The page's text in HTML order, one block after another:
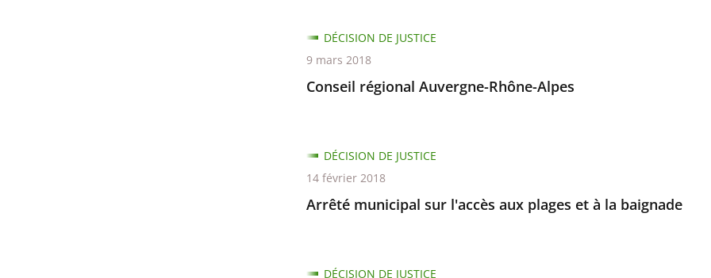
Conseil régional Auvergne-Rhône-Alpes
DÉCISION DE JUSTICE
9 mars 2018
Arrêté municipal sur l'accès aux plages et à la baignade
DÉCISION DE JUSTICE
14 février 2018
DÉCISION DE JUSTICE